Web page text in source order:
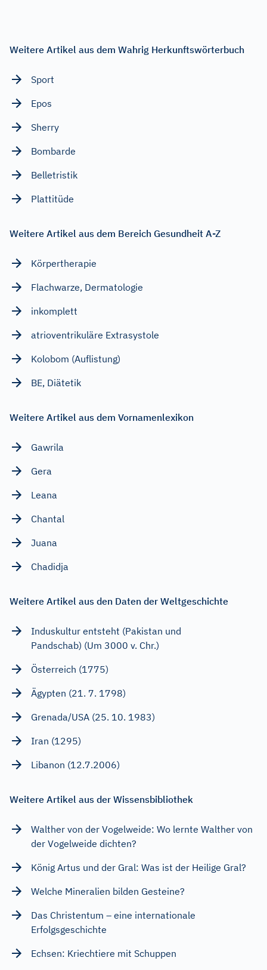
Weitere Artikel aus dem Wahrig Herkunftswörterbuch
Sport
Epos
Sherry
Bombarde
Belletristik
Plattitüde
Weitere Artikel aus dem Bereich Gesundheit A-Z
Körpertherapie
Flachwarze, Dermatologie
inkomplett
atrioventrikuläre Extrasystole
Kolobom (Auflistung)
BE, Diätetik
Weitere Artikel aus dem Vornamenlexikon
Gawrila
Gera
Leana
Chantal
Juana
Chadidja
Weitere Artikel aus den Daten der Weltgeschichte
Induskultur entsteht (Pakistan und
Pandschab) (Um 3000 v. Chr.)
Österreich (1775)
Ägypten (21. 7. 1798)
Grenada/USA (25. 10. 1983)
Iran (1295)
Libanon (12.7.2006)
Weitere Artikel aus der Wissensbibliothek
Walther von der Vogelweide: Wo lernte Walther von
der Vogelweide dichten?
König Artus und der Gral: Was ist der Heilige Gral?
Welche Mineralien bilden Gesteine?
Das Christentum – eine internationale
Erfolgsgeschichte
Echsen: Kriechtiere mit Schuppen